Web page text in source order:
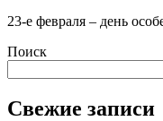
23-е февраля – день
Поиск
Свежие записи